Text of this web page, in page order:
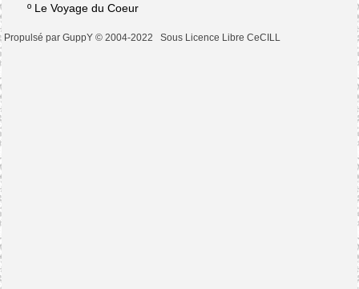
º Le Voyage du Coeur
Propulsé par GuppY © 2004-2022 Sous Licence Libre CeCILL